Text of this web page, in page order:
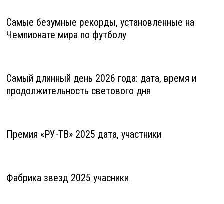
Самые безумные рекорды, установленные на
Чемпионате мира по футболу
Самый длинный день 2026 года: дата, время и
продолжительность светового дня
Премия «РУ-ТВ» 2025 дата, участники
Фабрика звезд 2025 учасники